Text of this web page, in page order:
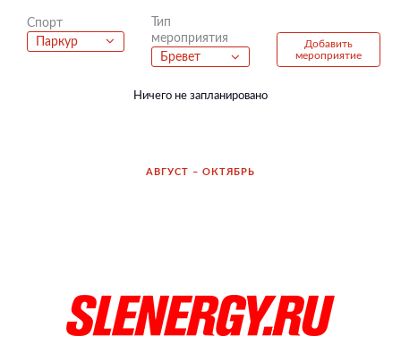
Спорт
Паркур
Тип
мероприятия
Бревет
Добавить
мероприятие
Ничего не запланировано
АВГУСТ – ОКТЯБРЬ